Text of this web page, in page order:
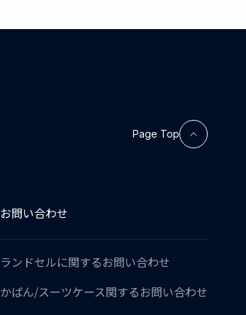
Page Top
お問い合わせ
ランドセルに関するお問い合わせ
かばん/スーツケース関するお問い合わせ